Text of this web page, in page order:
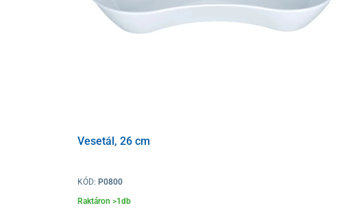
Vesetál, 26 cm
KÓD: P0800
Raktáron >1db